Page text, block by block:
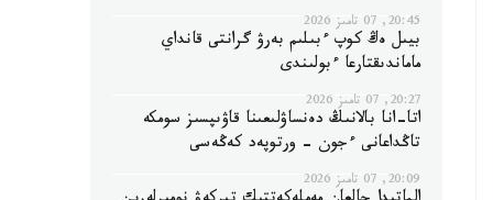
20:45, 07 تامىز 2026
بيىل ەڭ كوپ ءبىلىم بەرۋ گرانتى قانداي
ماماندىقتارعا ءبولىندى
20:27, 07 تامىز 2026
اتا-انا بالانىڭ دەنساۋلىعىنا قاۋىپسىز سومكە
تاڭداعانى ءجون - ورتوپەد كەڭەسى
20:09, 07 تامىز 2026